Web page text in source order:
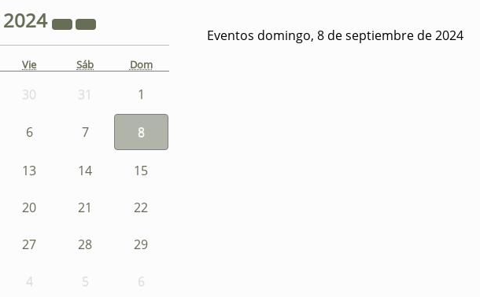
2024
Vie Sáb Dom
30 31 1
6 7 8
13 14 15
20 21 22
27 28 29
4 5 6
Eventos domingo, 8 de septiembre de 2024